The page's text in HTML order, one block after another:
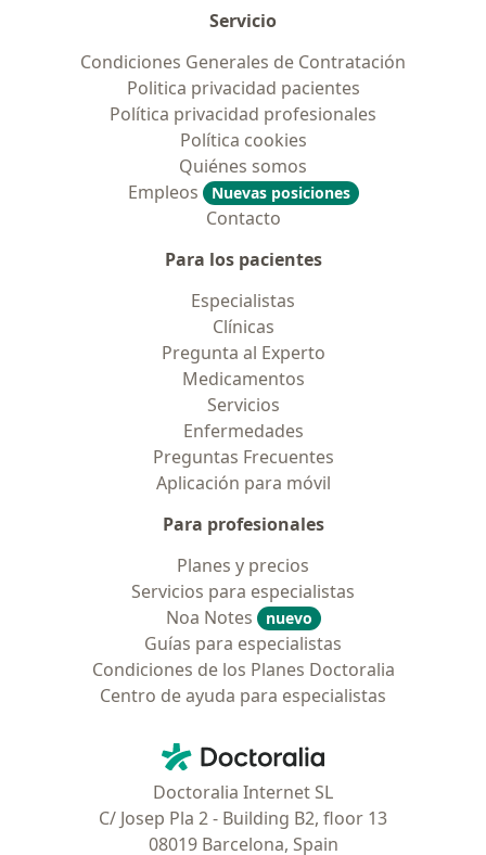
Servicio
Condiciones Generales de Contratación
Politica privacidad pacientes
Política privacidad profesionales
Política cookies
Quiénes somos
Empleos
Nuevas posiciones
Contacto
Para los pacientes
Especialistas
Clínicas
Pregunta al Experto
Medicamentos
Servicios
Enfermedades
Preguntas Frecuentes
Aplicación para móvil
Para profesionales
Planes y precios
Servicios para especialistas
Noa Notes
nuevo
Guías para especialistas
Condiciones de los Planes Doctoralia
Centro de ayuda para especialistas
Doctoralia - Página de inicio
Doctoralia Internet SL
C/ Josep Pla 2 - Building B2, floor 13
08019 Barcelona, Spain